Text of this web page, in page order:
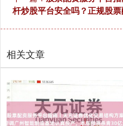
杆炒股平台安全吗？正规股
相关文章